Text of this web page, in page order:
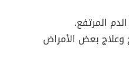
المرتفع.
وعلاج بعض الأمراض